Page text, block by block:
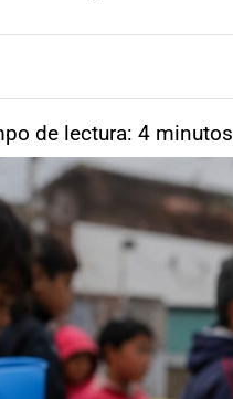
de lectura: 4 minutos